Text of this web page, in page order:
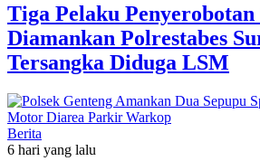
Tiga Pelaku Penyerobotan
Diamankan Polrestabes
Tersangka Diduga LSM
Berita
6 hari yang lalu